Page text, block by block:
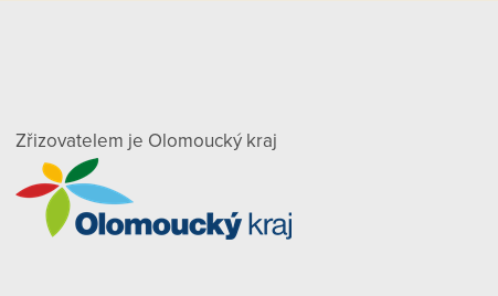
Zřizovatelem je Olomoucký kraj